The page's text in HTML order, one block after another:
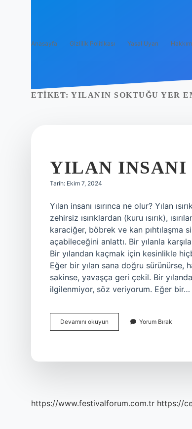
Anasayfa Gizlilik Politikası Yasal Uyarı
ETIKET: YILANIN SOKTUĞU YER
YILAN INSANI
Tarih: Ekim 7, 2024
Yılan insanı ısırınca ne olur? Yılan
zehirsiz ısırıklardan (kuru ısırık),
karaciğer, böbrek ve kan pıhtılaşma
açabileceğini anlattı. Bir yılanla
Bir yılandan kaçmak için kesinlikle
Eğer bir yılan sana doğru sürünürse,
sakinse, yavaşça geri çekil. Bir
ilgilenmiyor, söz veriyorum. Eğer bir…
Devamını okuyun
Insanı
Yorum Bırak
https://www.festivalforum.com.tr https://